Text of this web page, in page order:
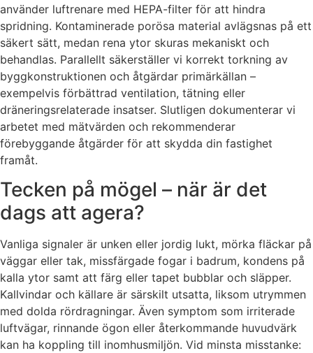
använder luftrenare med HEPA-filter för att hindra
spridning. Kontaminerade porösa material avlägsnas på ett
säkert sätt, medan rena ytor skuras mekaniskt och
behandlas. Parallellt säkerställer vi korrekt torkning av
byggkonstruktionen och åtgärdar primärkällan –
exempelvis förbättrad ventilation, tätning eller
dräneringsrelaterade insatser. Slutligen dokumenterar vi
arbetet med mätvärden och rekommenderar
förebyggande åtgärder för att skydda din fastighet
framåt.
Tecken på mögel – när är det
dags att agera?
Vanliga signaler är unken eller jordig lukt, mörka fläckar på
väggar eller tak, missfärgade fogar i badrum, kondens på
kalla ytor samt att färg eller tapet bubblar och släpper.
Kallvindar och källare är särskilt utsatta, liksom utrymmen
med dolda rördragningar. Även symptom som irriterade
luftvägar, rinnande ögon eller återkommande huvudvärk
kan ha koppling till inomhusmiljön. Vid minsta misstanke: